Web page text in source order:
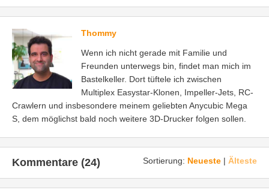
Thommy
Wenn ich nicht gerade mit Familie und
Freunden unterwegs bin, findet man mich im
Bastelkeller. Dort tüftele ich zwischen
Multiplex Easystar-Klonen, Impeller-Jets, RC-
Crawlern und insbesondere meinem geliebten Anycubic Mega
S, dem möglichst bald noch weitere 3D-Drucker folgen sollen.
Sortierung: Neueste | Älteste
Kommentare (24)